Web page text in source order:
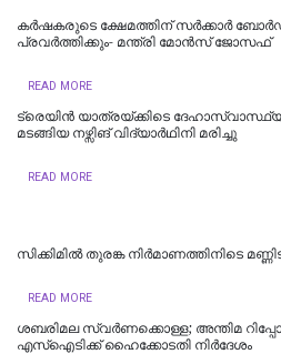
കർഷകരുടെ ക്ഷേമത്തിന് സർക്കാർ
പ്രവർത്തിക്കും- മന്ത്രി മോൻസ് ജോസഫ്
READ MORE
ട്രെയിൻ യാത്രയ്ക്കിടെ
മടങ്ങിയ നഴ്സിങ് വിദ്യാർഥിനി മരിച്ചു
READ MORE
സിക്കിമിൽ തുരങ്ക നിർമാണത്തിനിടെ
READ MORE
ശബരിമല സ്വര്‍ണക്കൊള്ള; അന്തിമ
എസ്‌ഐടിക്ക് ഹൈക്കോടതി നിര്‍ദേശം